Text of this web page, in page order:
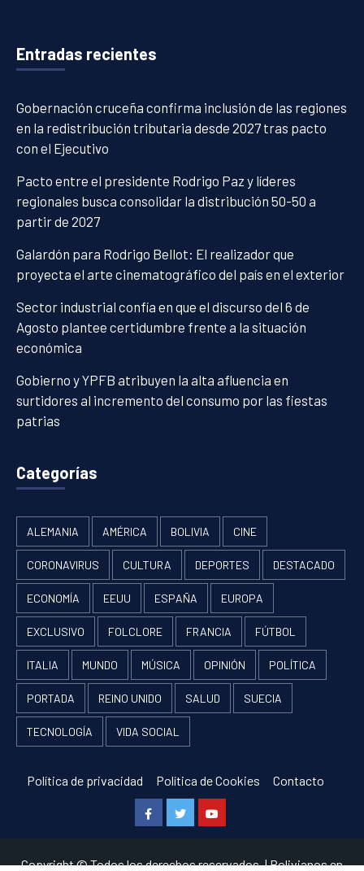
Entradas recientes
Gobernación cruceña confirma inclusión de las regiones
en la redistribución tributaria desde 2027 tras pacto
con el Ejecutivo
Pacto entre el presidente Rodrigo Paz y líderes
regionales busca consolidar la distribución 50-50 a
partir de 2027
Galardón para Rodrigo Bellot: El realizador que
proyecta el arte cinematográfico del país en el exterior
Sector industrial confía en que el discurso del 6 de
Agosto plantee certidumbre frente a la situación
económica
Gobierno y YPFB atribuyen la alta afluencia en
surtidores al incremento del consumo por las fiestas
patrias
Categorías
ALEMANIA AMÉRICA BOLIVIA CINE
CORONAVIRUS CULTURA DEPORTES DESTACADO
ECONOMÍA EEUU ESPAÑA EUROPA
EXCLUSIVO FOLCLORE FRANCIA FÚTBOL
ITALIA MUNDO MÚSICA OPINIÓN POLÍTICA
PORTADA REINO UNIDO SALUD SUECIA
TECNOLOGÍA VIDA SOCIAL
Política de privacidad Política de Cookies Contacto
FacebookTwitterYoutube
Copyright © Todos los derechos reservados.|Bolivianos en